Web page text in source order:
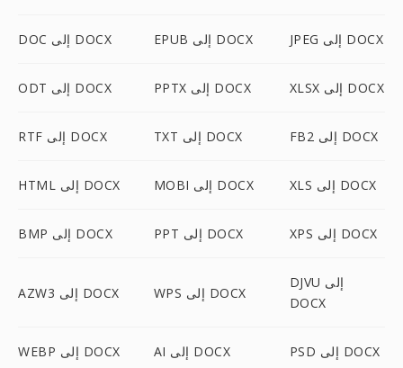
DOC إلى DOCX EPUB إلى DOCX JPEG إلى DOCX
ODT إلى DOCX PPTX إلى DOCX XLSX إلى DOCX
RTF إلى DOCX TXT إلى DOCX FB2 إلى DOCX
HTML إلى DOCX MOBI إلى DOCX XLS إلى DOCX
BMP إلى DOCX PPT إلى DOCX XPS إلى DOCX
AZW3 إلى DOCX WPS إلى DOCX
DJVU إلى
DOCX
WEBP إلى DOCX AI إلى DOCX PSD إلى DOCX